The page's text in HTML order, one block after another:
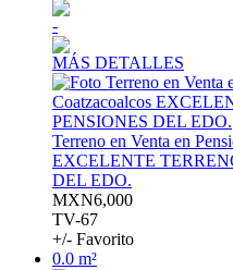
-
MÁS DETALLES
Terreno en Venta en
EXCELENTE
DEL EDO.
MXN6,000
TV-67
+/- Favorito
0.0 m²